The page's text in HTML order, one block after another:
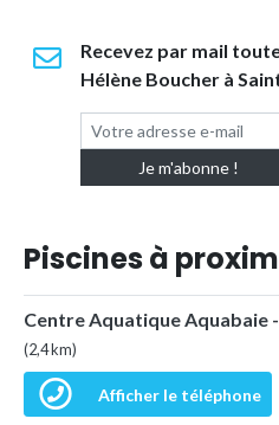
Recevez par mail
Hélène Boucher à
Piscines à
Centre Aquatique Aquabaie
(2,4 km)
Afficher le téléphone